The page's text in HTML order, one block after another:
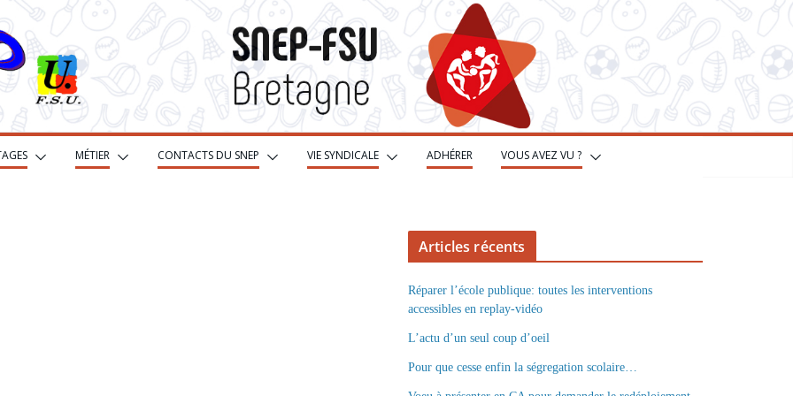
MÉTIER CONTACTS DU SNEP VIE SYNDICALE ADHÉRER VOUS AVEZ VU ?
Articles récents
Réparer l’école publique: toutes les interventions
accessibles en replay-vidéo
L’actu d’un seul coup d’oeil
Pour que cesse enfin la ségregation scolaire…